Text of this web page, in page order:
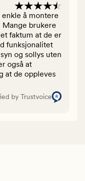
å montere
brukere
faktum at de er
funksjonalitet
og sollys uten
også at
at de oppleves
by Trustvoice